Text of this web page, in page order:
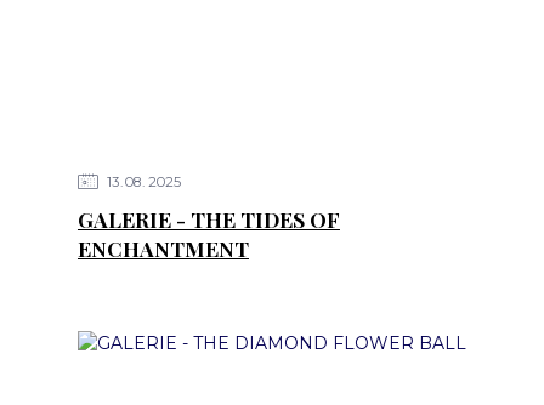
13 08 2025
GALERIE - THE TIDES OF
ENCHANTMENT